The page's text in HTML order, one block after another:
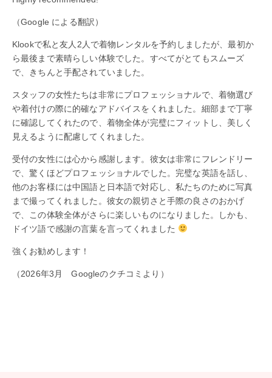
（Google による翻訳）
Klookで私と友人2人で着物レンタルを予約しましたが、最初か
ら最後まで素晴らしい体験でした。すべてがとてもスムーズ
で、きちんと手配されていました。
スタッフの女性たちは非常にプロフェッショナルで、着物選び
や着付けの際に的確なアドバイスをくれました。細部まで丁寧
に確認してくれたので、着物全体が完璧にフィットし、美しく
見えるように配慮してくれました。
受付の女性には心から感謝します。彼女は非常にフレンドリー
で、驚くほどプロフェッショナルでした。完璧な英語を話し、
他のお客様には中国語と日本語で対応し、私たちのために写真
まで撮ってくれました。彼女の親切さと手際の良さのおかげ
で、この体験全体がさらに楽しいものになりました。しかも、
ドイツ語で感謝の言葉を言ってくれました
強くお勧めします！
（2026年3月 Googleのクチコミより）